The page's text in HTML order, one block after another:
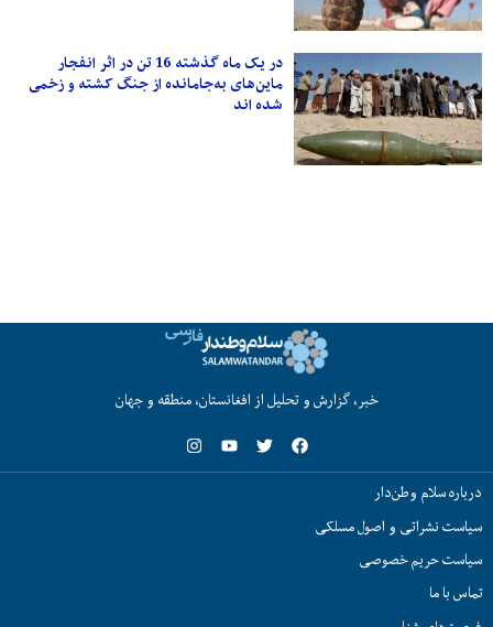
در یک ماه گذشته 16 تن در اثر انفجار
ماین‌های به‌جامانده از جنگ کشته و زخمی
شده اند
خبر، گزارش و تحلیل از افغانستان، منطقه و جهان
درباره سلام وطن‌دار
سیاست نشراتی و اصول مسلکی
سیاست حریم خصوصی
تماس با ما